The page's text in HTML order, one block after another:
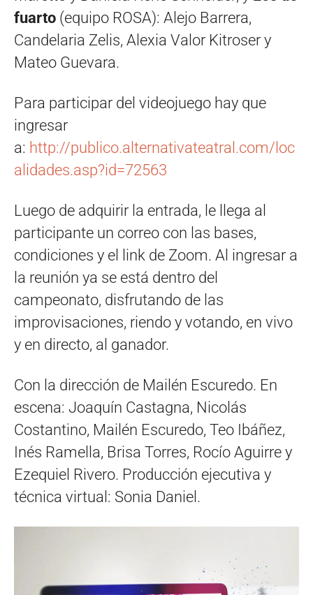
fuarto (equipo ROSA): Alejo Barrera,
Candelaria Zelis, Alexia Valor Kitroser y
Mateo Guevara.
Para participar del videojuego hay que
ingresar
a: http://publico.alternativateatral.com/loc
alidades.asp?id=72563
Luego de adquirir la entrada, le llega al
participante un correo con las bases,
condiciones y el link de Zoom. Al ingresar a
la reunión ya se está dentro del
campeonato, disfrutando de las
improvisaciones, riendo y votando, en vivo
y en directo, al ganador.
Con la dirección de Mailén Escuredo. En
escena: Joaquín Castagna, Nicolás
Costantino, Mailén Escuredo, Teo Ibáñez,
Inés Ramella, Brisa Torres, Rocío Aguirre y
Ezequiel Rivero. Producción ejecutiva y
técnica virtual: Sonia Daniel.